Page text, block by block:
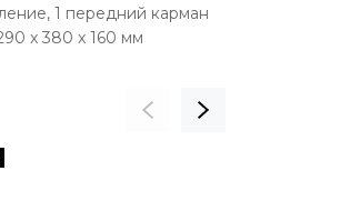
1 передний карман
x 380 x 160 мм